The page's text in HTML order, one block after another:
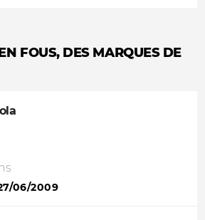
FOUS, DES MARQUES DE
06/2009